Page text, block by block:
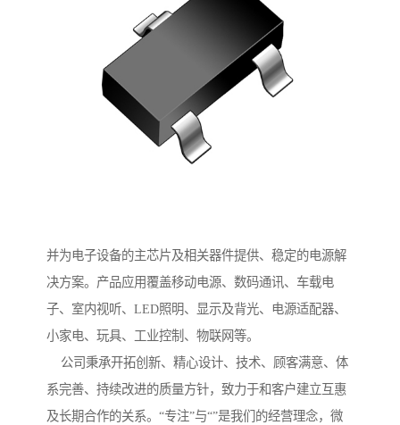
并为电子设备的主芯片及相关器件提供、稳定的电源解
决方案。产品应用覆盖移动电源、数码通讯、车载电
子、室内视听、LED照明、显示及背光、电源适配器、
小家电、玩具、工业控制、物联网等。
公司秉承开拓创新、精心设计、技术、顾客满意、体
系完善、持续改进的质量方针，致力于和客户建立互惠
及长期合作的关系。“专注”与“”是我们的经营理念，微